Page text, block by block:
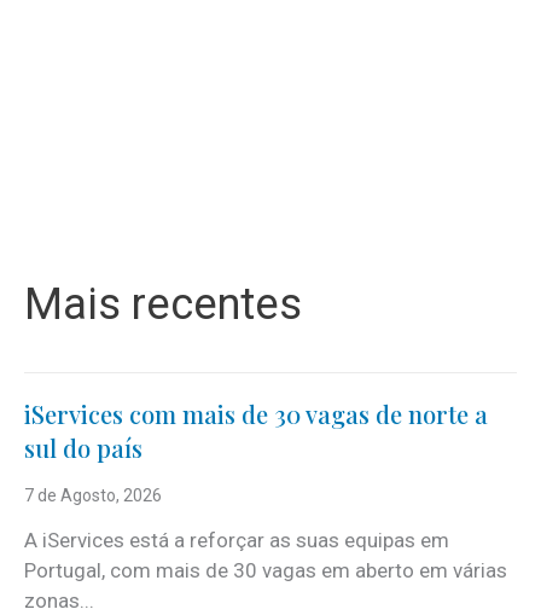
Mais recentes
iServices com mais de 30 vagas de norte a
sul do país
7 de Agosto, 2026
A iServices está a reforçar as suas equipas em
Portugal, com mais de 30 vagas em aberto em várias
zonas...